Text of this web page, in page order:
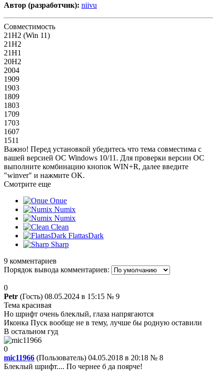
Автор (разработчик): niivu
Совместимость
21H2 (Win 11)
21H2
21H1
20H2
2004
1909
1903
1809
1803
1709
1703
1607
1511
Важно! Перед установкой убедитесь что тема совместима с
вашей версией OC Windows 10/11. Для проверки версии ОС
выполните комбинацию кнопок WIN+R, далее введите
"winver" и нажмите OK.
Смотрите еще
Onue
Numix
Numix
Clean
FlattasDark
Sharp
9 комментариев
Порядок вывода комментариев:
0
Petr (Гость) 08.05.2024 в 15:15 № 9
Тема красивая
Но шрифт очень блеклый, глаза напрягаются
Иконка Пуск вообще не в тему, лучше бы родную оставили
В остальном гуд
0
mic11966 (Пользователь) 04.05.2018 в 20:18 № 8
Блеклый шрифт.... По чернее б да поярче!